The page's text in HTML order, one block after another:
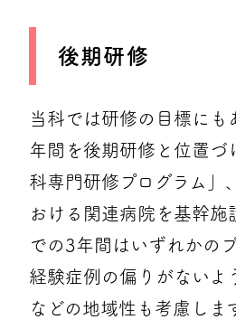
後期研修
当科では研修の目標に
年間を後期研修と位置づ
科専門研修プログラム」
おける関連病院を基幹施
での3年間はいずれかの
経験症例の偏りがないよ
などの地域性も考慮し